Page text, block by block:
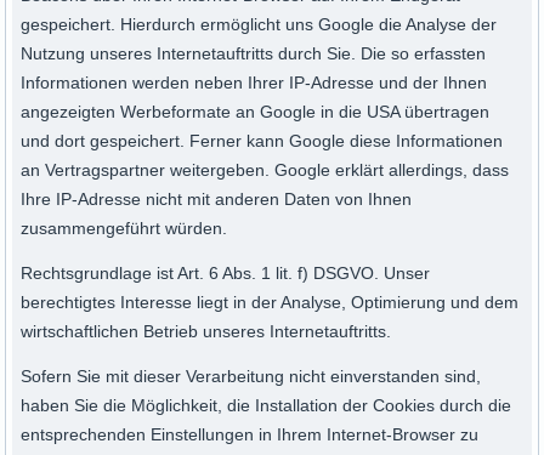
gespeichert. Hierdurch ermöglicht uns Google die Analyse der
Nutzung unseres Internetauftritts durch Sie. Die so erfassten
Informationen werden neben Ihrer IP-Adresse und der Ihnen
angezeigten Werbeformate an Google in die USA übertragen
und dort gespeichert. Ferner kann Google diese Informationen
an Vertragspartner weitergeben. Google erklärt allerdings, dass
Ihre IP-Adresse nicht mit anderen Daten von Ihnen
zusammengeführt würden.
Rechtsgrundlage ist Art. 6 Abs. 1 lit. f) DSGVO. Unser
berechtigtes Interesse liegt in der Analyse, Optimierung und dem
wirtschaftlichen Betrieb unseres Internetauftritts.
Sofern Sie mit dieser Verarbeitung nicht einverstanden sind,
haben Sie die Möglichkeit, die Installation der Cookies durch die
entsprechenden Einstellungen in Ihrem Internet-Browser zu